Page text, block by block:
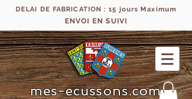
DELAI DE FABRICATION : 15 jours Maximum
ENVOI EN SUIVI
mes-ecussons.com